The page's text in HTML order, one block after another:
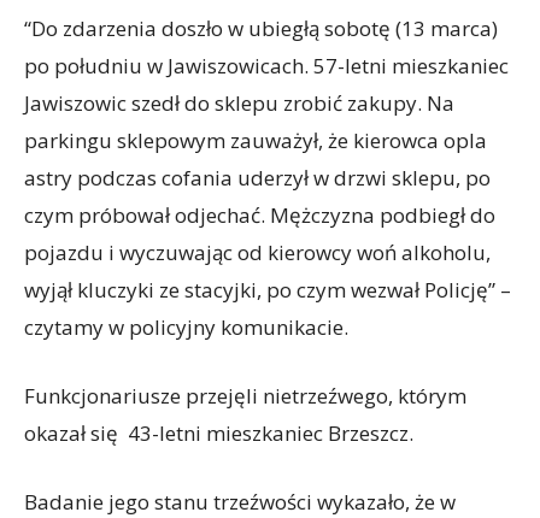
“Do zdarzenia doszło w ubiegłą sobotę (13 marca)
po południu w Jawiszowicach. 57-letni mieszkaniec
Jawiszowic szedł do sklepu zrobić zakupy. Na
parkingu sklepowym zauważył, że kierowca opla
astry podczas cofania uderzył w drzwi sklepu, po
czym próbował odjechać. Mężczyzna podbiegł do
pojazdu i wyczuwając od kierowcy woń alkoholu,
wyjął kluczyki ze stacyjki, po czym wezwał Policję” –
czytamy w policyjny komunikacie.
Funkcjonariusze przejęli nietrzeźwego, którym
okazał się 43-letni mieszkaniec Brzeszcz.
Badanie jego stanu trzeźwości wykazało, że w